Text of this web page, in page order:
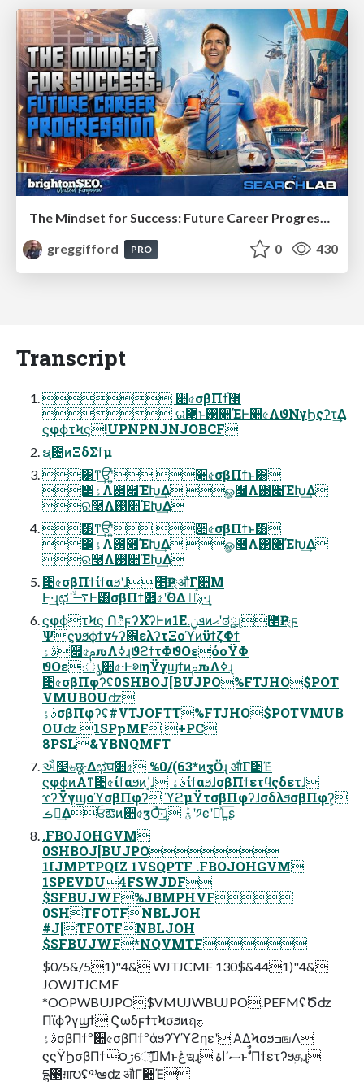
greggifford
PRO 0 430
Transcript
 ૊৫σβΠϯ֓࿦
 ର࿩ͱ࢓૊ΈͰ૊৫ΛϑΝγϦςʔτ͢Δ
ϛφϕτϞϛ!UPNPNJNJOBCF
ຊ೔ͷΞδΣϯμ
͸ͳ͢ਓʹ͍ͭͯ ૊৫σβΠϯͱ͸
෼ۀΛ࢓૊ΈԽ͢Δ ௐ੔Λ࢓૊ΈԽ͢Δ
ର࿩Λ࢓૊ΈԽ͢Δ
͸ͳ͢ਓʹ͍ͭͯ ૊৫σβΠϯͱ͸
෼ۀΛ࢓૊ΈԽ͢Δ ௐ੔Λ࢓૊ΈԽ͢Δ
ର࿩Λ࢓૊ΈԽ͢Δ
૊৫σβΠϯίϯαϧʹɺ೥Ҏ্औΓ૊Μ
Ͱ·͢ɻಛʹ࠷ۙͰ͸σβΠϯ૊৫ʹؔΘΔ ࣄ͕૿͑ͯ·͢ɻ
ϛφϕτϞϛ ՈిϝʔΧʔͰͷ1E.ܦݧͷޙʹಠཱɻ೥Ҏ্ϝ
Ψϛυϧϕϯνϟʔ΍ελʔτΞοϓͷϋϯζΦϯ
ࣄۀ૊৫ࢧԉΛߦ͏ɻϑϩϯτΦϑΟεόοΫΦ
ϑΟε։ൃ૊৫·ͰશηΫγϣϯͷࢧԉΛߦ͏ɻ
૊৫σβΠφʔʢ0SHBOJ[BUJPO%FTJHO$POT
VMUBOUʣ
ࣄۀσβΠφʔʢ#VTJOFTT%FTJHO$POTVMUB
OUʣ 1SPpMF +PC
8PSL&YBNQMFT
ઐ໳৬छू·Δಛघ૊৫ %0/(63*ͷӡӦɻ औΓ૊Έ̍
ϛφϕͷΑ͏ͳ૊৫ίϯαϧͷ΄͔ɺ ࣄۀίϯαϧɺσβΠϯετϥςδετɺ
ϫʔΫγϣοϓσβΠφʔ ϓϩμΫτσβΠφʔɺσδλϧσβΠφʔ͕
ࡏ੶͢Δਓఔͷ૊৫ӡӦͯ͠·͢ɻ ؾܰʹ༡ͼʹདྷͯԼ͍͞ʂ
.FBOJOHGVM
0SHBOJ[BUJPO
1IJMPTPQIZ 1VSQPTF .FBOJOHGVM
1SPEVDU4FSWJDF
$SFBUJWF%JBMPHVF
0SHTFOTFNBLJOH
#J[TFOTFNBLJOH
$SFBUJWF*NQVMTF
$0/5&/51)"4& WJTJCMF 130$&441)"4&
JOWJTJCMF
*OOPWBUJPO$VMUJWBUJPO.PEFMʢԾʣ
Πϊϕʔγϣϯ ϚωδϝϯτϞσϧͷฤࢊ
ࣄۀσβΠϯº૊৫σβΠϯºάϧʔϓϓϩηεʹ ΑΔϞσϧߏஙΛ
ϛϛΫϦσβΠϯ౦ژେֶ҆ࡈ͞Μͱڠಇɻ ސ٬اۀͱࣗࣾʹΠϯετʔϧதɻ
དྷ೥ग़൛ʢ༧ఆʣ औΓ૊Έ